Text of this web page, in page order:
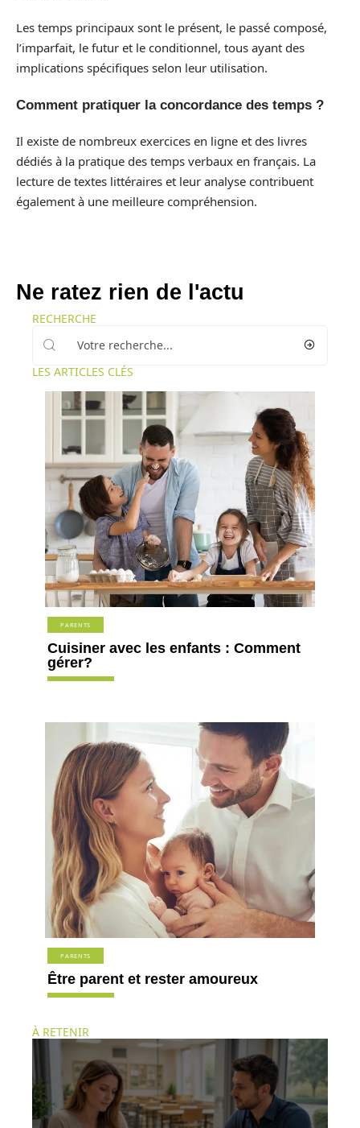
Les temps principaux sont le présent, le passé composé,
l’imparfait, le futur et le conditionnel, tous ayant des
implications spécifiques selon leur utilisation.
Comment pratiquer la concordance des temps ?
Il existe de nombreux exercices en ligne et des livres
dédiés à la pratique des temps verbaux en français. La
lecture de textes littéraires et leur analyse contribuent
également à une meilleure compréhension.
Ne ratez rien de l'actu
RECHERCHE
LES ARTICLES CLÉS
PARENTS
Cuisiner avec les enfants : Comment
gérer?
PARENTS
Être parent et rester amoureux
À RETENIR